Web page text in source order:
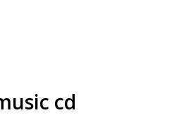
cd